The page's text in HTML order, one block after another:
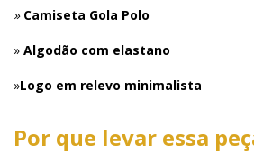
» Camiseta Gola Polo
» Algodão com elastano
»Logo em relevo minimalista
Por que levar essa